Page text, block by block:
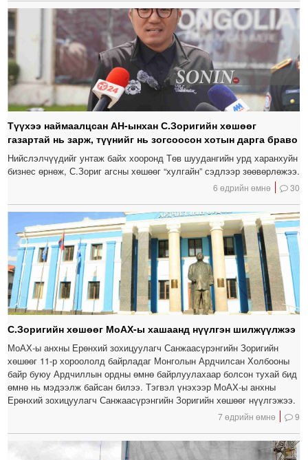
Түүхээ наймаалцсан АН-ынхан С.Зоригийн хөшөөг
газартай нь зарж, түүнийг нь зогсоосон хотын дарга браво
Нийслэлчүүдийг унтаж байх хооронд Төв шуудангийн урд харанхуйн
бизнес өрнөж, С.Зориг агсны хөшөөг “хулгайн” сэдлээр зөөвөрлөжээ.
6 өдрийн өмнө 30
С.Зоригийн хөшөөг МоАХ-ы хашаанд нүүлгэн шилжүүлжээ
МоАХ-ы анхны Ерөнхий зохицуулагч Санжаасүрэнгийн Зоригийн
хөшөөг 11-р хороололд байрладаг Монголын Ардчилсан Холбооны
байр буюу Ардчиллын ордны өмнө байрлуулахаар болсон тухай бид
өмнө нь мэдээлж байсан билээ. Тэгвэл үнэхээр МоАХ-ы анхны
Ерөнхий зохицуулагч Санжаасүрэнгийн Зоригийн хөшөөг нүүлгэжээ.
7 өдрийн өмнө 9